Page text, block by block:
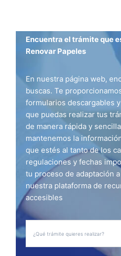
Encuentra el trámite que
Renovar Papeles
En nuestra página web,
buscas. Te
formularios descargables
que puedas realizar tus
de manera rápida y
mantenemos la
que estés al tanto de los
regulaciones y fechas
tu proceso de adaptación
nuestra plataforma de
accesibles